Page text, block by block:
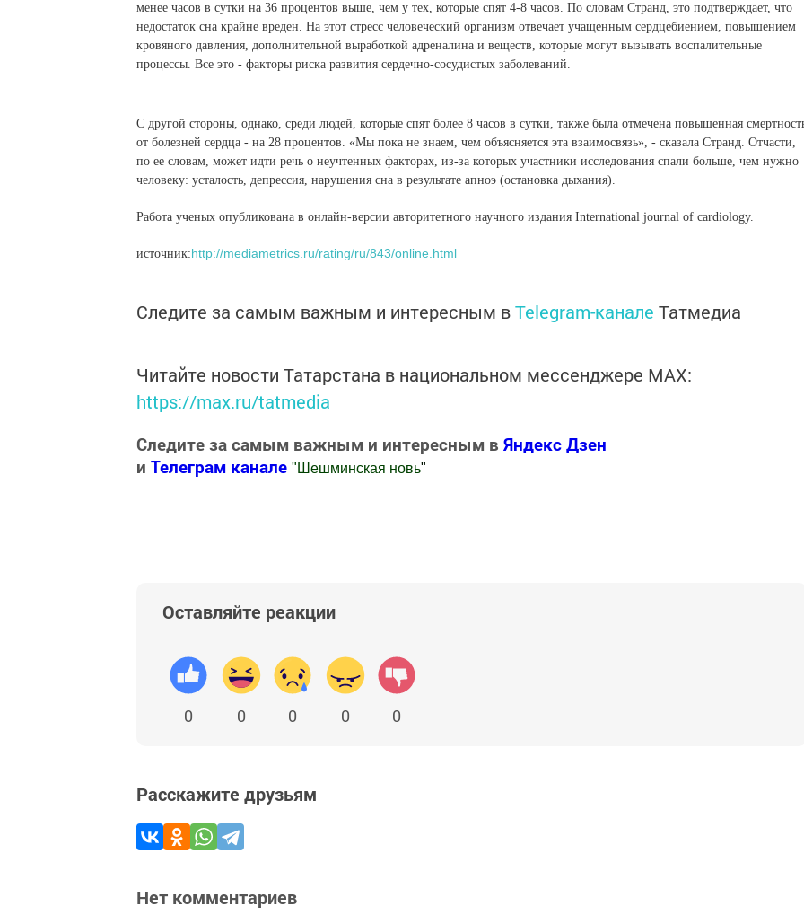
менее часов в сутки на 36 процентов выше, чем у тех, которые спят 4-8 часов. По словам Странд, это подтверждает, что
недостаток сна крайне вреден. На этот стресс человеческий организм отвечает учащенным сердцебиением, повышением
кровяного давления, дополнительной выработкой адреналина и веществ, которые могут вызывать воспалительные
процессы. Все это - факторы риска развития сердечно-сосудистых заболеваний.
С другой стороны, однако, среди людей, которые спят более 8 часов в сутки, также была отмечена повышенная
от болезней сердца - на 28 процентов. «Мы пока не знаем, чем объясняется эта взаимосвязь», - сказала Странд. Отчасти,
по ее словам, может идти речь о неучтенных факторах, из-за которых участники исследования спали больше, чем нужно
человеку: усталость, депрессия, нарушения сна в результате апноэ (остановка дыхания).
Работа ученых опубликована в онлайн-версии авторитетного научного издания International journal of cardiology.
источник:http://mediametrics.ru/rating/ru/843/online.html
Следите за самым важным и интересным вTelegram-канале Татмедиа
Читайте новости Татарстана в национальном мессенджере MАХ:
https://max.ru/tatmedia
Следите за самым важным и интересным в Яндекс Дзен
и Телеграм канале " Шешминская новь"
Оставляйте реакции
0 0 0 0 0
Расскажите друзьям
Нет комментариев